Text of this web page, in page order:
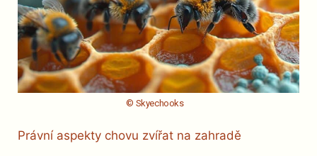
© Skyechooks
Právní aspekty chovu zvířat na zahradě